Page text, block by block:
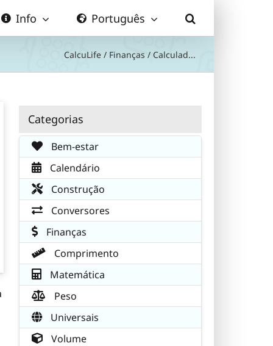
Info Português
CalcuLife / Finanças / Calculad...
Categorias
Bem-estar
Calendário
Construção
Conversores
Finanças
Comprimento
Matemática
Peso
Universais
Volume